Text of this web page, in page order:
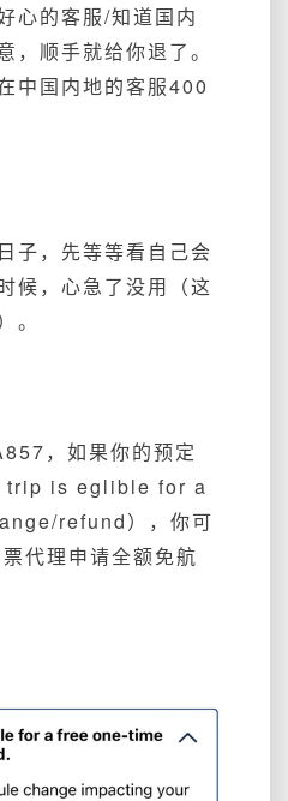
心的客服/知道国内
，顺手就给你退了。
中国内地的客服400
子，先等等看自己会
，心急了没用（这
。
，如果你的预定
trip is eglible for a
refund），你可
代理申请全额免航